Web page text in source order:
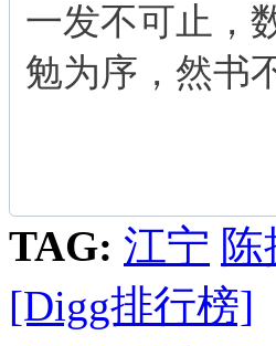
一发不可止，
勉为序，然书
TAG: 江宁 陈
[Digg排行榜]